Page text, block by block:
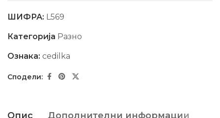
ШИФРА: L569
Категорија Разно
Ознака: cedilka
Опис Дополнителни информации